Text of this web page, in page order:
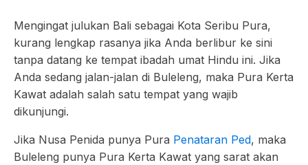
Mengingat julukan Bali sebagai Kota Seribu Pura,
kurang lengkap rasanya jika Anda berlibur ke sini
tanpa datang ke tempat ibadah umat Hindu ini. Jika
Anda sedang jalan-jalan di Buleleng, maka Pura Kerta
Kawat adalah salah satu tempat yang wajib
dikunjungi.
Jika Nusa Penida punya Pura Penataran Ped, maka
Buleleng punya Pura Kerta Kawat yang sarat akan